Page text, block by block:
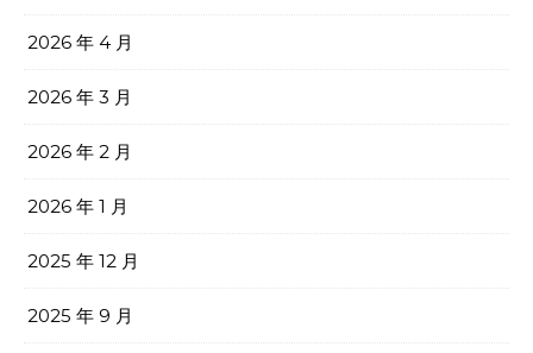
2026 年 4 月
2026 年 3 月
2026 年 2 月
2026 年 1 月
2025 年 12 月
2025 年 9 月